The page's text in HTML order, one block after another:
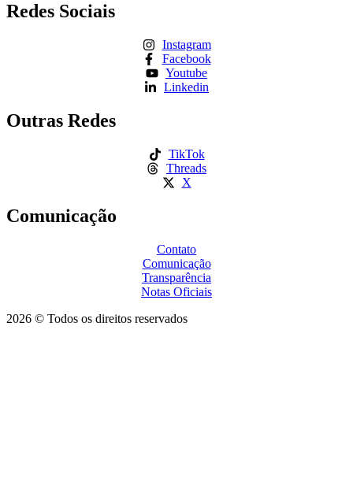
Redes Sociais
Instagram
Facebook
Youtube
Linkedin
Outras Redes
TikTok
Threads
X
Comunicação
Contato
Comunicação
Transparência
Notas Oficiais
2026 © Todos os direitos reservados